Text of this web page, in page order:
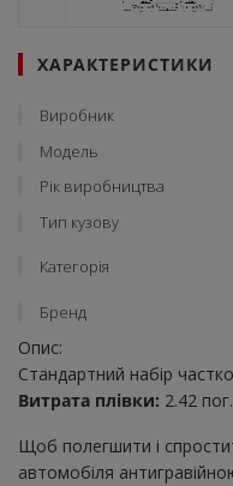
ХАРАКТЕРИСТИКИ
Виробник
Модель
Рік виробництва
Тип кузову
Категорія
Бренд
Опис:
Стандартний набір
Витрата плівки: 2.42
Щоб полегшити і
автомобіля